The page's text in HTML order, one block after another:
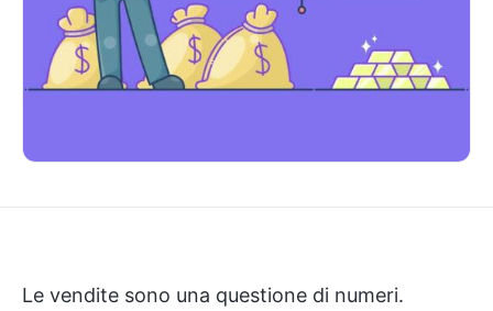
Le vendite sono una questione di numeri.